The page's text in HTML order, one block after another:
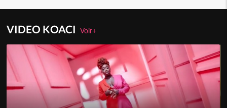
VIDEO KOACIVoir+